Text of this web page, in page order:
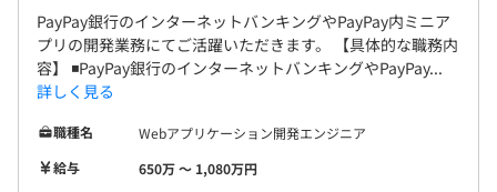
PayPay銀行のインターネットバンキングやPayPay内ミニア
プリの開発業務にてご活躍いただきます。 【具体的な職務内
容】 ◾️PayPay銀行のインターネットバンキングやPayPay...
詳しく見る
職種名
Webアプリケーション開発エンジニア
給与
650万 〜 1,080万円